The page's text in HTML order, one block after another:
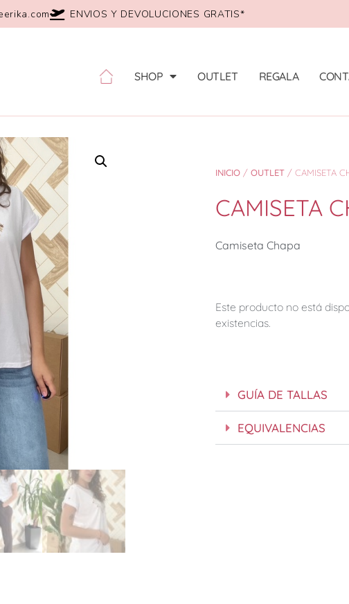
ENVIOS Y DEVOLUCIONES GRATIS*
SHOP OUTLET REGALA
INICIO / OUTLET / CAMISETA
CAMISETA
Camiseta Chapa
Este producto no está
existencias.
GUÍA DE TALLAS
EQUIVALENCIAS